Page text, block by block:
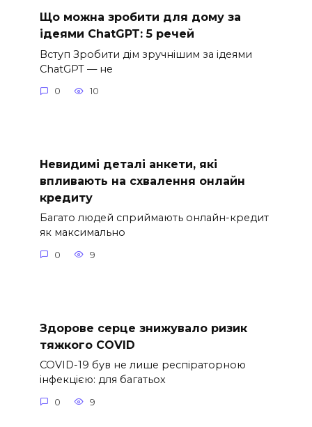
Що можна зробити для дому за
ідеями ChatGPT: 5 речей
Вступ Зробити дім зручнішим за ідеями
ChatGPT — не
0 10
Невидимі деталі анкети, які
впливають на схвалення онлайн
кредиту
Багато людей сприймають онлайн-кредит
як максимально
0 9
Здорове серце знижувало ризик
тяжкого COVID
COVID-19 був не лише респіраторною
інфекцією: для багатьох
0 9